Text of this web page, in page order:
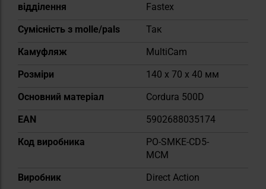
відділення
Fastex
Сумісність з molle/pals
Так
Камуфляж
MultiCam
Розміри
140 x 70 x 40 мм
Основний матеріал
Cordura 500D
EAN
5902688035174
Код виробника
PO-SMKE-CD5-
MCM
Виробник
Direct Action